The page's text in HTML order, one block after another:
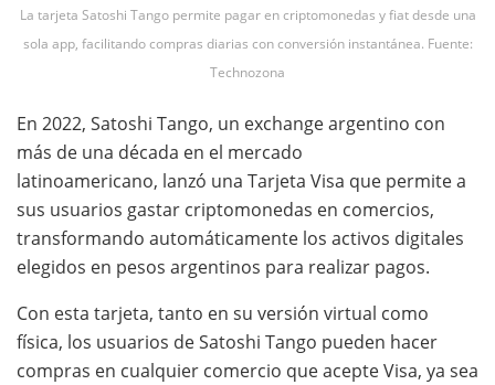
La tarjeta Satoshi Tango permite pagar en criptomonedas y fiat desde una
sola app, facilitando compras diarias con conversión instantánea. Fuente:
Technozona
En 2022, Satoshi Tango, un exchange argentino con
más de una década en el mercado
latinoamericano, lanzó una Tarjeta Visa que permite a
sus usuarios gastar criptomonedas en comercios,
transformando automáticamente los activos digitales
elegidos en pesos argentinos para realizar pagos.
Con esta tarjeta, tanto en su versión virtual como
física, los usuarios de Satoshi Tango pueden hacer
compras en cualquier comercio que acepte Visa, ya sea